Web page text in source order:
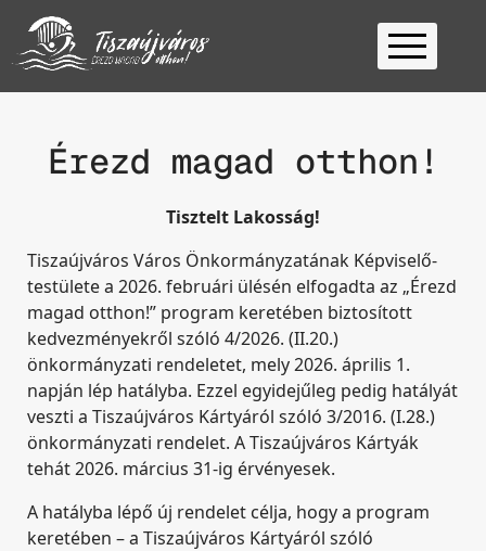
Kezdőlap
Elérhetőség
Keresés
Érezd magad otthon!
Tisztelt Lakosság!
Tiszaújváros Város Önkormányzatának Képviselő-
testülete a 2026. februári ülésén elfogadta az „Érezd
magad otthon!” program keretében biztosított
kedvezményekről szóló 4/2026. (II.20.)
önkormányzati rendeletet, mely 2026. április 1.
napján lép hatályba. Ezzel egyidejűleg pedig hatályát
veszti a Tiszaújváros Kártyáról szóló 3/2016. (I.28.)
önkormányzati rendelet. A Tiszaújváros Kártyák
tehát 2026. március 31-ig érvényesek.
A hatályba lépő új rendelet célja, hogy a program
keretében – a Tiszaújváros Kártyáról szóló